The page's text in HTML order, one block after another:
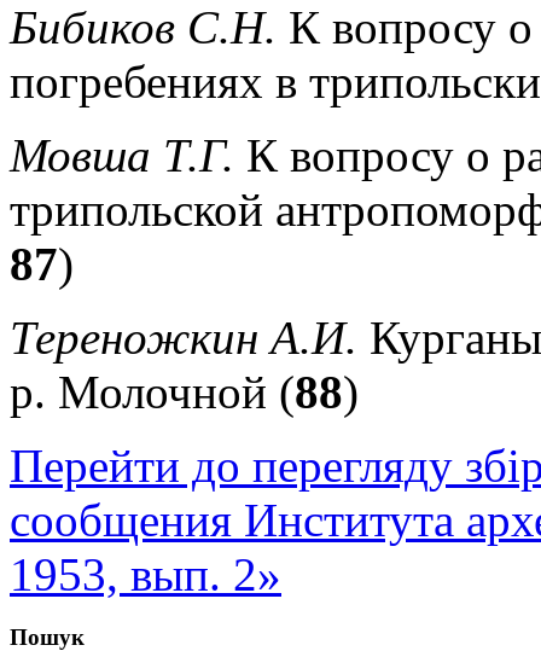
Бибиков С.Н. К вопросу
погребениях в
Мовша Т.Г. К вопросу о
трипольской
87)
Тереножкин А.И.
р. Молочной (88)
Перейти до перегляду
сообщения Института
1953, вып. 2»
Пошук